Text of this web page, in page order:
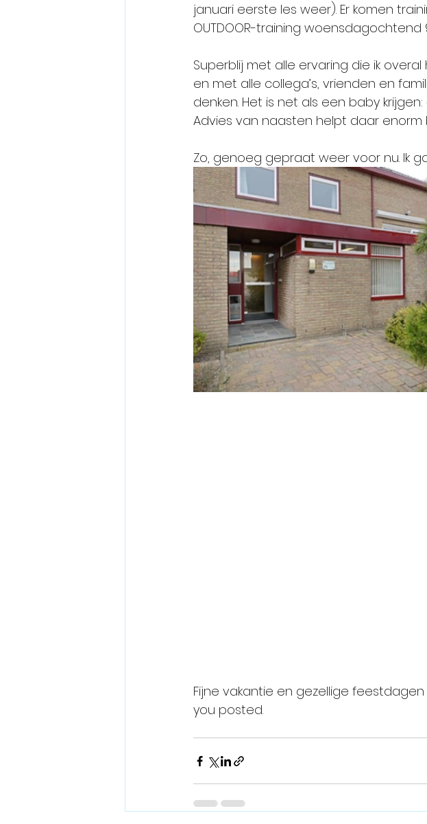
januari eerste les weer). Er komen
OUTDOOR-training woensdagochtend
Superblij met alle ervaring die ik
en met alle collega’s, vrienden en
denken. Het is net als een baby
Advies van naasten helpt daar enorm
Zo, genoeg gepraat weer voor nu. Ik
Fijne vakantie en gezellige
you posted.